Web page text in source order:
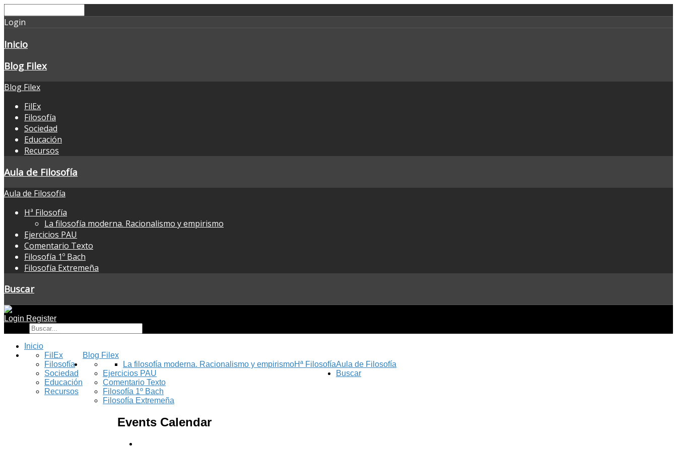
Login
Inicio
Blog Filex
Blog Filex
FilEx
Filosofía
Sociedad
Educación
Recursos
Aula de Filosofía
Aula de Filosofía
Hª Filosofía
La filosofía moderna. Racionalismo y empirismo
Ejercicios PAU
Comentario Texto
Filosofía 1º Bach
Filosofía Extremeña
Buscar
Login Register
Inicio
Blog Filex
FilEx
Filosofía
Sociedad
Educación
Recursos
Aula de Filosofía
Hª Filosofía
La filosofía moderna. Racionalismo y empirismo
Ejercicios PAU
Comentario Texto
Filosofía 1º Bach
Filosofía Extremeña
Buscar
Events Calendar